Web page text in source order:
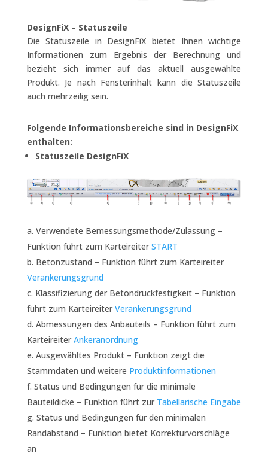
DesignFiX – Statuszeile
Die Statuszeile in DesignFiX bietet Ihnen wichtige
Informationen zum Ergebnis der Berechnung und
bezieht sich immer auf das aktuell ausgewählte
Produkt. Je nach Fensterinhalt kann die Statuszeile
auch mehrzeilig sein.
Folgende Informationsbereiche sind in DesignFiX
enthalten:
Statuszeile DesignFiX
Verwendete Bemessungsmethode/Zulassung –
Funktion führt zum KarteireiterSTART
Betonzustand – Funktion führt zum Karteireiter
Verankerungsgrund
Klassifizierung der Betondruckfestigkeit – Funktion
führt zum KarteireiterVerankerungsgrund
Abmessungen des Anbauteils – Funktion führt zum
KarteireiterAnkeranordnung
Ausgewähltes Produkt – Funktion zeigt die
Stammdaten und weitere Produktinformationen
Status und Bedingungen für die minimale
Bauteildicke – Funktion führt zur Tabellarische Eingabe
Status und Bedingungen für den minimalen
Randabstand – Funktion bietet Korrekturvorschläge
an